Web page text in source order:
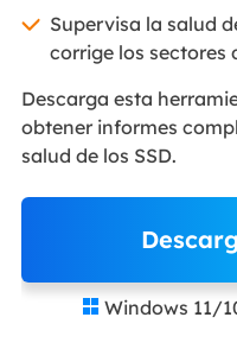
Supervisa la salud
corrige los sectores
Descarga esta
obtener informes
salud de los SSD.
 Windows 11/